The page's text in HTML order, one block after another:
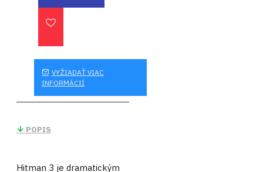
VYŽIADAŤ VIAC
INFORMÁCIÍ
POPIS
Hitman 3 je dramatickým